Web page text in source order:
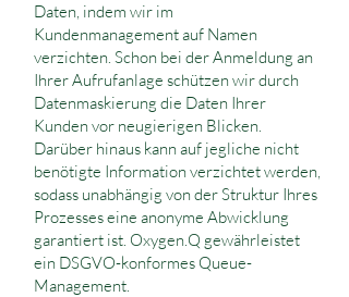
Daten, indem wir im
Kundenmanagement auf Namen
verzichten. Schon bei der Anmeldung an
Ihrer Aufrufanlage schützen wir durch
Datenmaskierung die Daten Ihrer
Kunden vor neugierigen Blicken.
Darüber hinaus kann auf jegliche nicht
benötigte Information verzichtet werden,
sodass unabhängig von der Struktur Ihres
Prozesses eine anonyme Abwicklung
garantiert ist. Oxygen.Q gewährleistet
ein DSGVO-konformes Queue-
Management.